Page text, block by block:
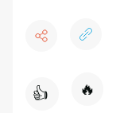
👍 🔥